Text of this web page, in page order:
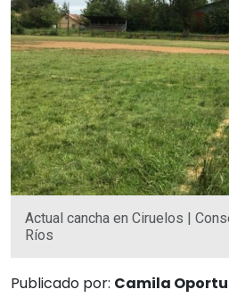
Actual cancha en Ciruelos |
Ríos
Publicado por: Camila